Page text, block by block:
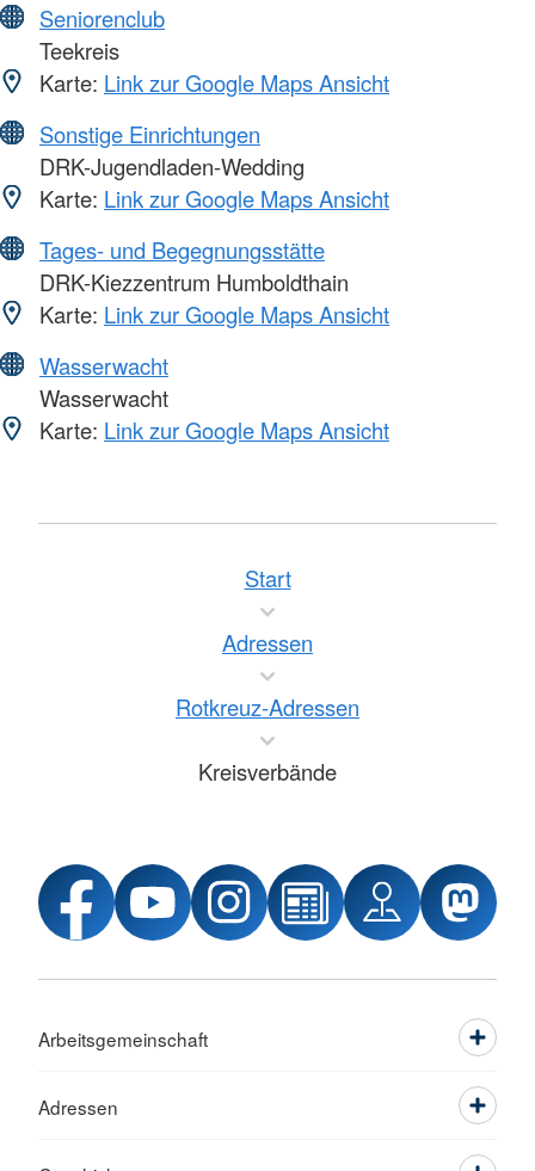
Seniorenclub
Teekreis
Karte: Link zur Google Maps Ansicht
Sonstige Einrichtungen
DRK-Jugendladen-Wedding
Karte: Link zur Google Maps Ansicht
Tages- und Begegnungsstätte
DRK-Kiezzentrum Humboldthain
Karte: Link zur Google Maps Ansicht
Wasserwacht
Wasserwacht
Karte: Link zur Google Maps Ansicht
Start
Adressen
Rotkreuz-Adressen
Kreisverbände
Arbeitsgemeinschaft
Adressen